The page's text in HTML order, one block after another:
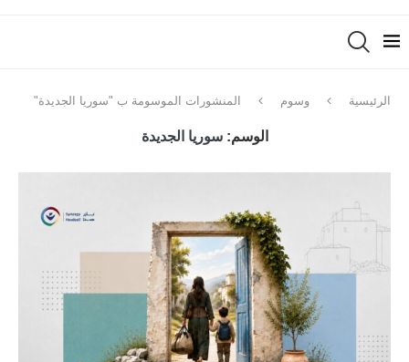
الرئيسية وسوم المنشورات الموسومة ب "سوريا الجديدة"
الوسم:سوريا الجديدة